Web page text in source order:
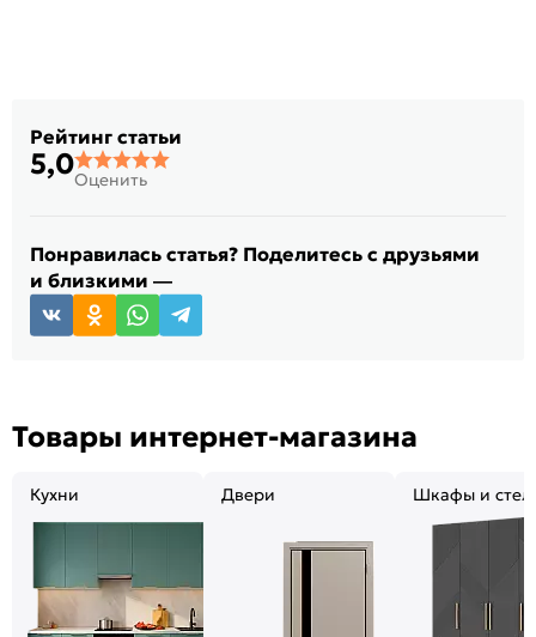
Рейтинг статьи
5,0Оценить
Понравилась статья? Поделитесь с друзьями
и близкими —
Товары интернет-магазина
Кухни Двери Шкафы и